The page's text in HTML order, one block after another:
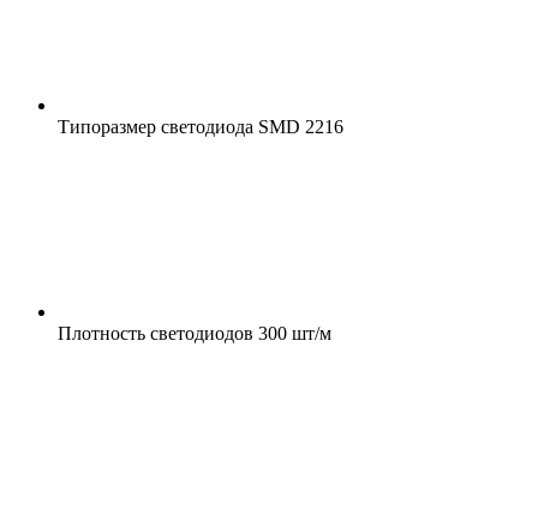
Типоразмер светодиода SMD 2216
Плотность светодиодов 300 шт/м